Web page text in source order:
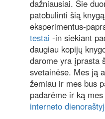
dažniausiai. Šie
patobulinti šią
eksperimentus-
testai -in siekiant
daugiau kopijų
darome yra įprasta
svetainėse. Mes ją
žemiau ir mes bus
padarėme ir ką
interneto